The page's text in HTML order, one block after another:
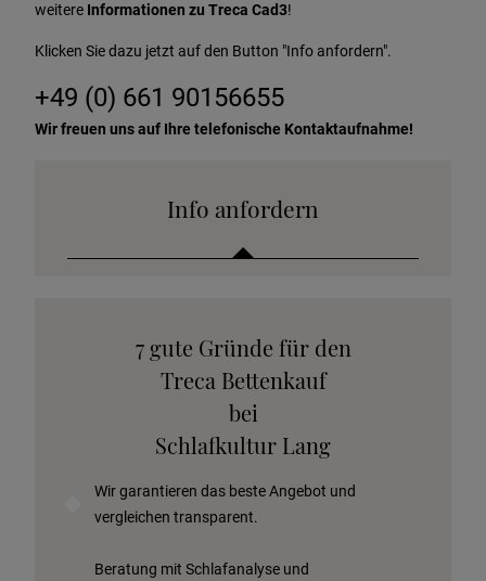
weitere Informationen zu Treca Cad3!
Klicken Sie dazu jetzt auf den Button "Info anfordern".
+49 (0) 661 90156655
Wir freuen uns auf Ihre telefonische Kontaktaufnahme!
Info anfordern
Stoffkollektion anfordern
Telefonische Beratung anfordern
Angebot anfordern
Probeschlafen im Hotel
7 gute Gründe für den
Treca Bettenkauf
bei
Schlafkultur Lang
Wir garantieren das beste Angebot und
vergleichen transparent.
Beratung mit Schlafanalyse und